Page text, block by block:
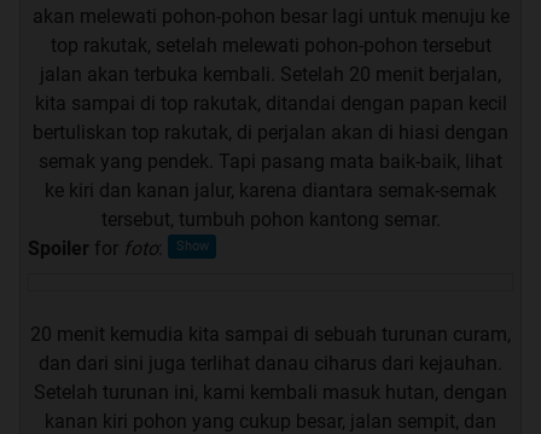
akan melewati pohon-pohon besar lagi untuk menuju ke
top rakutak, setelah melewati pohon-pohon tersebut
jalan akan terbuka kembali. Setelah 20 menit berjalan,
kita sampai di top rakutak, ditandai dengan papan kecil
bertuliskan top rakutak, di perjalan akan di hiasi dengan
semak yang pendek. Tapi pasang mata baik-baik, lihat
ke kiri dan kanan jalur, karena diantara semak-semak
tersebut, tumbuh pohon kantong semar.
Spoiler for foto
20 menit kemudia kita sampai di sebuah turunan curam,
dan dari sini juga terlihat danau ciharus dari kejauhan.
Setelah turunan ini, kami kembali masuk hutan, dengan
kanan kiri pohon yang cukup besar, jalan sempit, dan